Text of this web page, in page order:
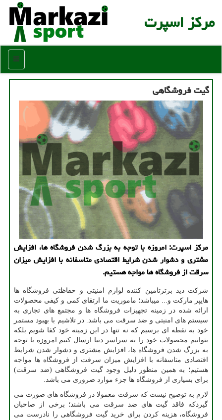
مركز اسپرت
منو
گیت فروشگاهی
مركز اسپرت: امروزه با توجه به بزرگ شدن فروشگاه ها، افزایش
مشتری و دشوار شدن شرایط اقتصادی متاسفانه با افزایش میزان
سرقت از فروشگاه ها مواجه هستیم.
شرکت دید برترتامین کننده لوازم امنیتی و حفاظتی فروشگاه ها
هایپر مارکت و... میباشد؛ ماموریت ما ارتقای کمی و کیفی محصولات
ارائه شده در زمینه تجهیزات فروشگاه ها و مجتمع های تجاری به
سیستم های امنیتی و ضد سرقت می باشد. در تلاشیم با بهبود مستمر
خود به نقطه ای برسیم که نه تنها در این زمینه خود کفا شویم بلکه
بتوانیم محصولات خود را به سراسر دنیا ارسال کنیم. امروزه با توجه
به بزرگ شدن فروشگاه ها، افزایش مشتری و دشوار شدن شرایط
اقتصادی متاسفانه با افزایش میزان سرقت از فروشگاه ها مواجه
هستیم؛ به همین منظور دلیل وجود گیت فروشگاهی (ضد سرقت)
برای بسیاری از فروشگاه ها جزء موارد ضروری می باشد.
لازم به توضیح نیست که سرقت معمولا در فروشگاه های صورت می
گیردکه فاقد گیت های ضد سرقت می باشند؛ برخی از صاحبان
فروشگاه، هزینه کردن برای خرید گیت فروشگاهی را نادرست می